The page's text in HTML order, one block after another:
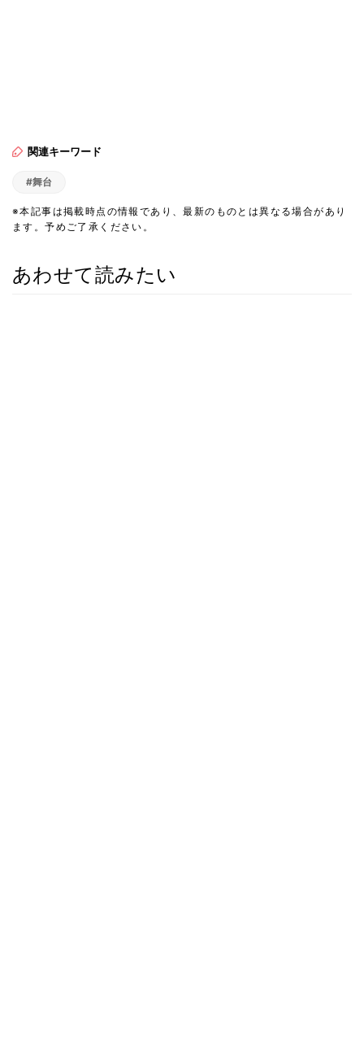
関連キーワード
#舞台
※本記事は掲載時点の情報であり、最新のものとは異なる場合があり
ます。予めご了承ください。
あわせて読みたい